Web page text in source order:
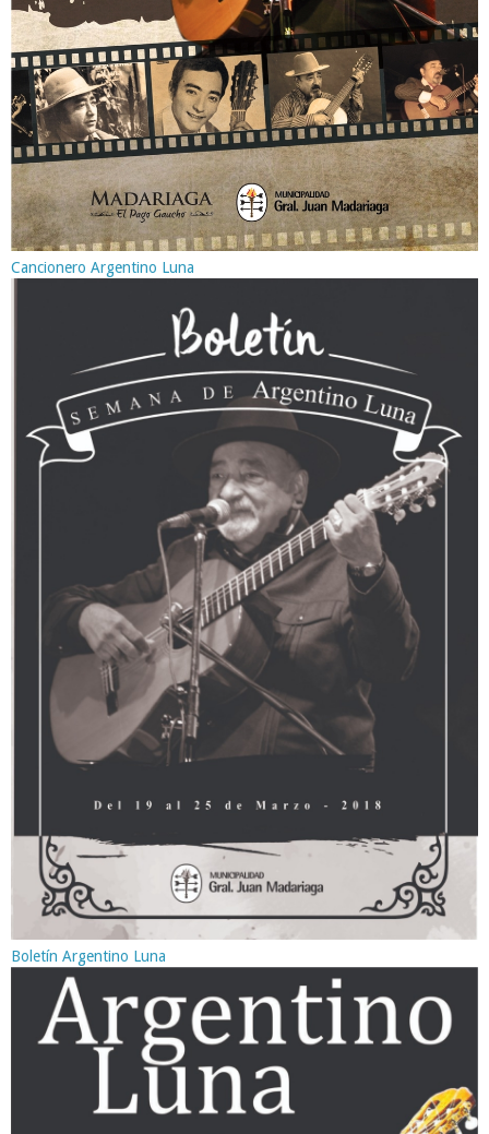
Cancionero Argentino Luna
Boletín Argentino Luna